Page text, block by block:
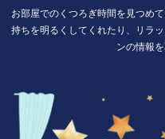
お部屋でのくつろぎ時間を見つめ
持ちを明るくしてくれたり、リラ
ンの情報